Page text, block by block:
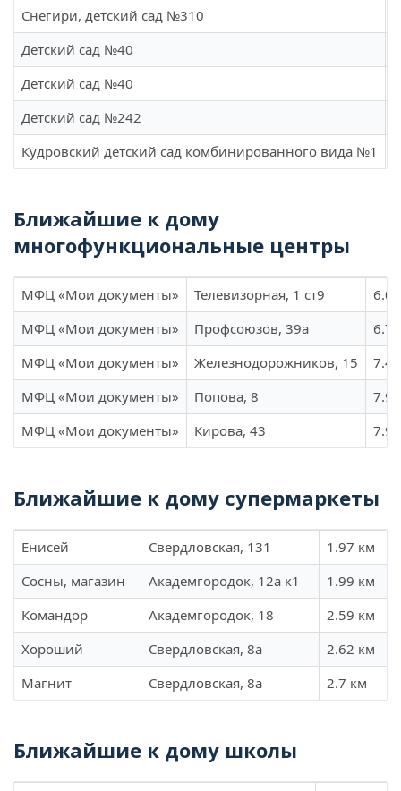
Снегири, детский сад №310
Детский сад №40
Детский сад №40
Детский сад №242
Кудровский детский сад комбинированного вида №1
Ближайшие к дому
многофункциональные центры
МФЦ «Мои документы» Телевизорная, 1 ст9
МФЦ «Мои документы»
Профсоюзов, 39а
МФЦ «Мои документы»
Железнодорожников, 15
МФЦ «Мои документы»
Попова, 8
7.9
МФЦ «Мои документы»
Кирова, 43 7.9
Ближайшие к дому супермаркеты
Енисей Свердловская, 131
1.97 км
Сосны, магазин
Академгородок, 12а к1
1.99 км
Командор
Академгородок, 18
2.59 км
Хороший
Свердловская, 8а
2.62 км
Магнит
Свердловская, 8а 2.7 км
Ближайшие к дому школы